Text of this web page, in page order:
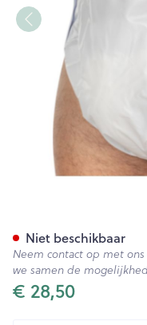
€ 28,50
Niet beschikbaar
Neem contact op met
we samen de